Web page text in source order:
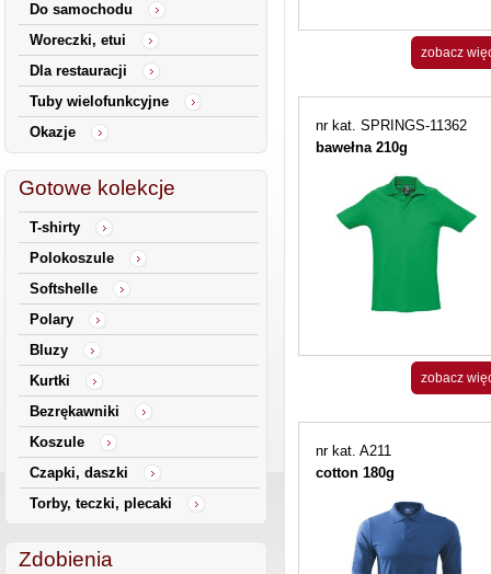
Do samochodu
Woreczki, etui
Dla restauracji
Tuby wielofunkcyjne
Okazje
Gotowe kolekcje
T-shirty
Polokoszule
Softshelle
Polary
Bluzy
Kurtki
Bezrękawniki
Koszule
Czapki, daszki
Torby, teczki, plecaki
Zdobienia
zobacz
nr kat. SPRINGS-11362
bawełna 210g
zobacz
nr kat. A211
cotton 180g